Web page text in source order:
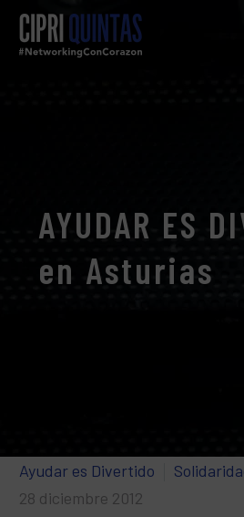
AYUDAR ES
en Asturias
Ayudar es Divertido
28 diciembre 2012